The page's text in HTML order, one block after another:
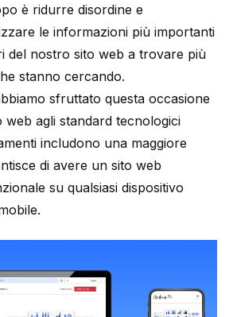
è ridurre disordine e
le informazioni più importanti
del nostro sito web a trovare più
stanno cercando.
sfruttato questa occasione
web agli standard tecnologici
includono una maggiore
di avere un sito web
su qualsiasi dispositivo